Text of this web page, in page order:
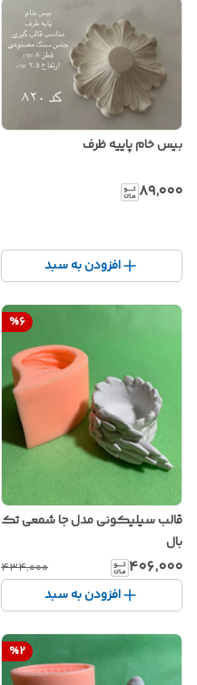
بیس خام پاییه ظرف
۸۹٬۰۰۰
افزودن به سبد
%6
قالب سیلیکونی مدل جا شمعی تک
بال
۴۰۶٬۰۰۰ ۴۳۴٬۰۰۰
افزودن به سبد
%2